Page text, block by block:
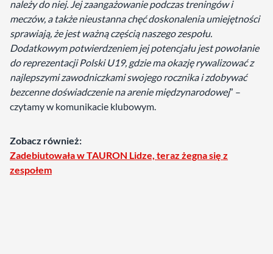
należy do niej. Jej zaangażowanie podczas treningów i
meczów, a także nieustanna chęć doskonalenia umiejętności
sprawiają, że jest ważną częścią naszego zespołu.
Dodatkowym potwierdzeniem jej potencjału jest powołanie
do reprezentacji Polski U19, gdzie ma okazję rywalizować z
najlepszymi zawodniczkami swojego rocznika i zdobywać
bezcenne doświadczenie na arenie międzynarodowej” –
czytamy w komunikacie klubowym.
Zobacz również:
Zadebiutowała w TAURON Lidze, teraz żegna się z
zespołem